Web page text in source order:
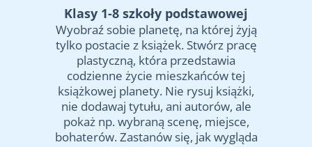
Klasy 1-8 szkoły podstawowej
Wyobraź sobie planetę, na której żyją
tylko postacie z książek. Stwórz pracę
plastyczną, która przedstawia
codzienne życie mieszkańców tej
książkowej planety. Nie rysuj książki,
nie dodawaj tytułu, ani autorów, ale
pokaż np. wybraną scenę, miejsce,
bohaterów. Zastanów się, jak wygląda